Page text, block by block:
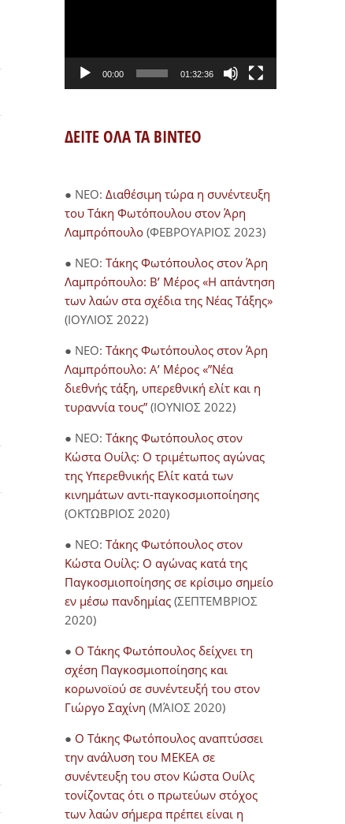
00:00 01:32:36
ΔΕΙΤΕ ΟΛΑ ΤΑ ΒΙΝΤΕΟ
● NEO: Διαθέσιμη τώρα η συνέντευξη
του Τάκη Φωτόπουλου στον Άρη
Λαμπρόπουλο(ΦΕΒΡΟΥΑΡΙΟΣ 2023)
● NEO: Τάκης Φωτόπουλος στον Άρη
Λαμπρόπουλο: Β’ Μέρος «Η απάντηση
των λαών στα σχέδια της Νέας Τάξης»
(ΙΟΥΛΙΟΣ 2022)
● NEO: Τάκης Φωτόπουλος στον Άρη
Λαμπρόπουλο: Α’ Μέρος «”Νέα
διεθνής τάξη, υπερεθνική ελίτ και η
τυραννία τους” (ΙΟΥΝΙΟΣ 2022)
● NEO: Τάκης Φωτόπουλος στον
Κώστα Ουίλς: Ο τριμέτωπος αγώνας
της Υπερεθνικής Ελίτ κατά των
κινημάτων αντι-παγκοσμιοποίησης
(ΟΚΤΩΒΡΙΟΣ 2020)
● NEO: Τάκης Φωτόπουλος στον
Κώστα Ουίλς: Ο αγώνας κατά της
Παγκοσμιοποίησης σε κρίσιμο σημείο
εν μέσω πανδημίας (ΣΕΠΤΕΜΒΡΙΟΣ
2020)
● Ο Τάκης Φωτόπουλος δείχνει τη
σχέση Παγκοσμιοποίησης και
κορωνοϊού σε συνέντευξή του στον
Γιώργο Σαχίνη (ΜΆΙΟΣ 2020)
● O Τάκης Φωτόπουλος αναπτύσσει
την ανάλυση του ΜΕΚΕΑ σε
συνέντευξη του στον Κώστα Ουίλς
τονίζοντας ότι ο πρωτεύων στόχος
των λαών σήμερα πρέπει είναι η